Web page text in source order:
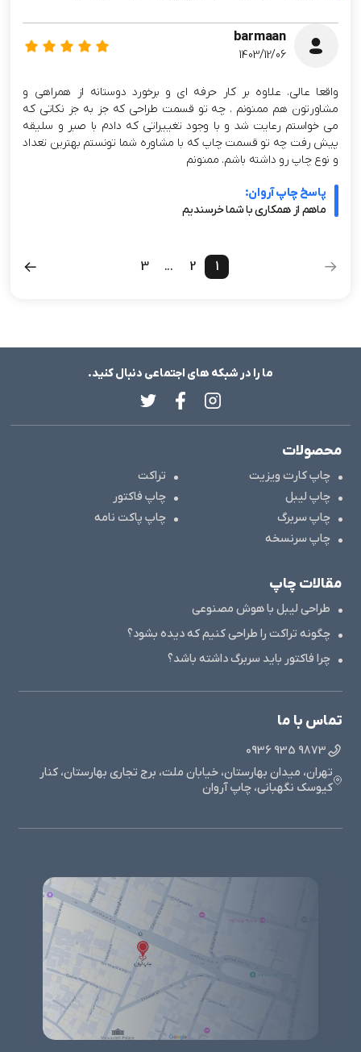
barmaan
1403/12/06
واقعا عالی. علاوه بر کار حرفه ای و برخورد دوستانه از همراهی و
مشاورتون هم ممنونم . چه تو قسمت طراحی که جز به جز نکاتی که
می خواستم رعایت شد و با وجود تغییراتی که دادم با صبر و سلیقه
پیش رفت چه تو قسمت چاپ که با مشاوره شما تونستم بهترین تعداد
و نوع چاپ رو داشته باشم. ممنونم
پاسخ چاپ آروان:
ماهم از همکاری با شما خرسندیم
1
2
...
3
ما را در شبکه های اجتماعی دنبال کنید.
محصولات
چاپ کارت ویزیت
تراکت
چاپ لیبل
چاپ فاکتور
چاپ سربرگ
چاپ پاکت نامه
چاپ سرنسخه
مقالات چاپ
طراحی لیبل با هوش مصنوعی
چگونه تراکت را طراحی کنیم که دیده بشود؟
چرا فاکتور باید سربرگ داشته باشد؟
تماس با ما
9873 935 0936
تهران، میدان بهارستان، خیابان ملت، برج تجاری بهارستان، کنار
کیوسک نگهبانی، چاپ آروان